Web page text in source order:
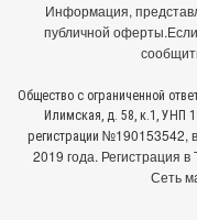
Информация,
публичной оферты.
Общество с ограниченной
Илимская, д. 58, к.1, УНП
регистрации №190153542,
2019 года. Регистрация
Сеть